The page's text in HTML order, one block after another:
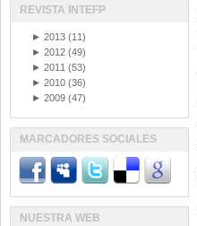
REVISTA INTEFP
► 2013 (11)
► 2012 (49)
► 2011 (53)
► 2010 (36)
► 2009 (47)
MARCADORES SOCIALES
NUESTRA WEB